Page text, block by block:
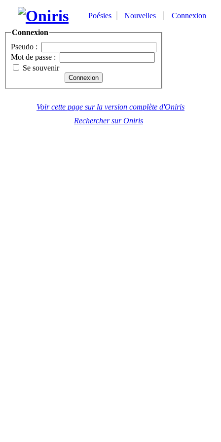
Poésies Nouvelles
Connexion
Connexion
Pseudo :
Mot de passe :
Se souvenir
Voir cette page sur la version complète d'Oniris
Rechercher sur Oniris